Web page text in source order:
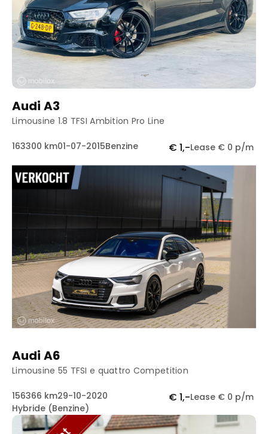
Audi A3
Limousine 1.8 TFSI Ambition Pro Line
163300 km01-07-2015Benzine € 1,-Lease € 0 p/m
Audi A6
Limousine 55 TFSI e quattro Competition
156366 km29-10-2020
Hybride (Benzine)
€ 1,-Lease € 0 p/m